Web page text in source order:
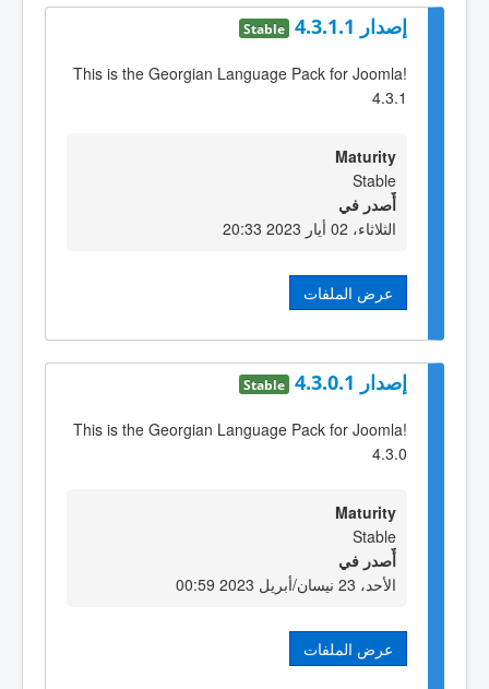
إصدار 4.3.1.1 Stable
This is the Georgian Language Pack for Joomla!
4.3.1
Maturity
Stable
أٌصدر في
الثلاثاء، 02 أيار 2023 20:33
عرض الملفات
إصدار 4.3.0.1 Stable
This is the Georgian Language Pack for Joomla!
4.3.0
Maturity
Stable
أٌصدر في
الأحد، 23 نيسان/أبريل 2023 00:59
عرض الملفات